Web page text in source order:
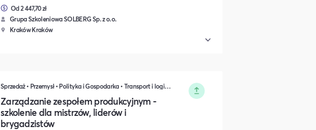
Od 2 447,70 zł
Grupa Szkoleniowa SOLBERG Sp. z o.o.
Kraków Kraków
Sprzedaż • Przemysł • Polityka i Gospodarka • Transport i logistyka • Zarządzanie • Komunikacja i wystąpienia publiczne • Rozwój osobisty • Biznes i Przedsiędsiębiorczość • IT i Nowe technologie
Zarządzanie zespołem produkcyjnym -
szkolenie dla mistrzów, liderów i
brygadzistów